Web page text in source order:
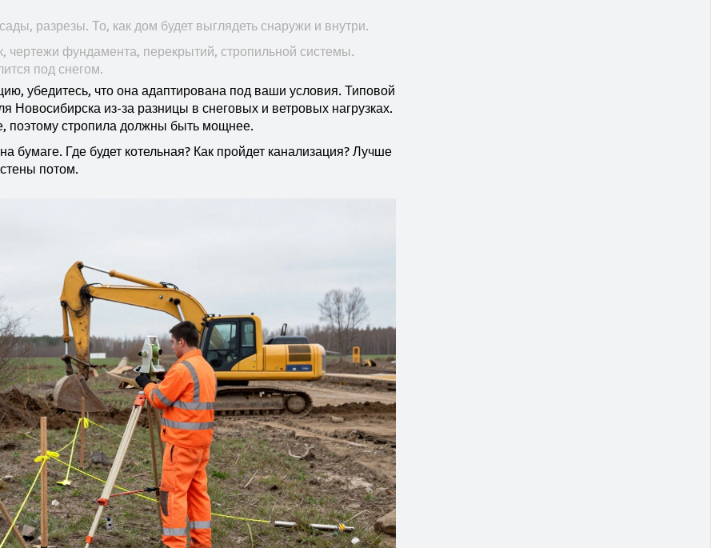
разрезы. То, как дом будет выглядеть снаружи и внутри.
чертежи фундамента, перекрытий, стропильной системы.
под снегом.
убедитесь, что она адаптирована под ваши условия. Типовой
Новосибирска из-за разницы в снеговых и ветровых нагрузках.
поэтому стропила должны быть мощнее.
Где будет котельная? Как пройдет канализация? Лучше
потом.